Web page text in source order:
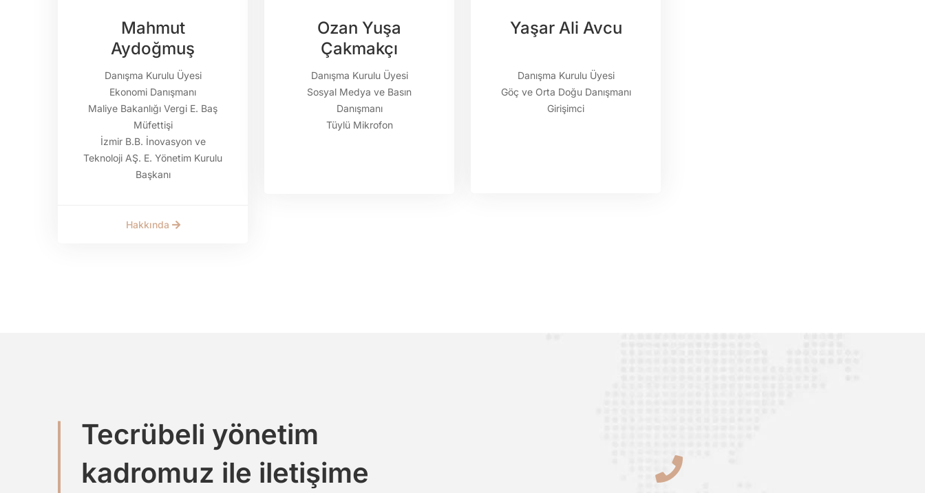
Mahmut
Aydoğmuş
Danışma Kurulu Üyesi
Ekonomi Danışmanı
Maliye Bakanlığı Vergi E. Baş
Müfettişi
İzmir B.B. İnovasyon ve
Teknoloji AŞ. E. Yönetim Kurulu
Başkanı
Hakkında
Ozan Yuşa
Çakmakçı
Danışma Kurulu Üyesi
Sosyal Medya ve Basın
Danışmanı
Tüylü Mikrofon
Yaşar Ali Avcu
Danışma Kurulu Üyesi
Göç ve Orta Doğu Danışmanı
Girişimci
Tecrübeli yönetim
kadromuz ile iletişime